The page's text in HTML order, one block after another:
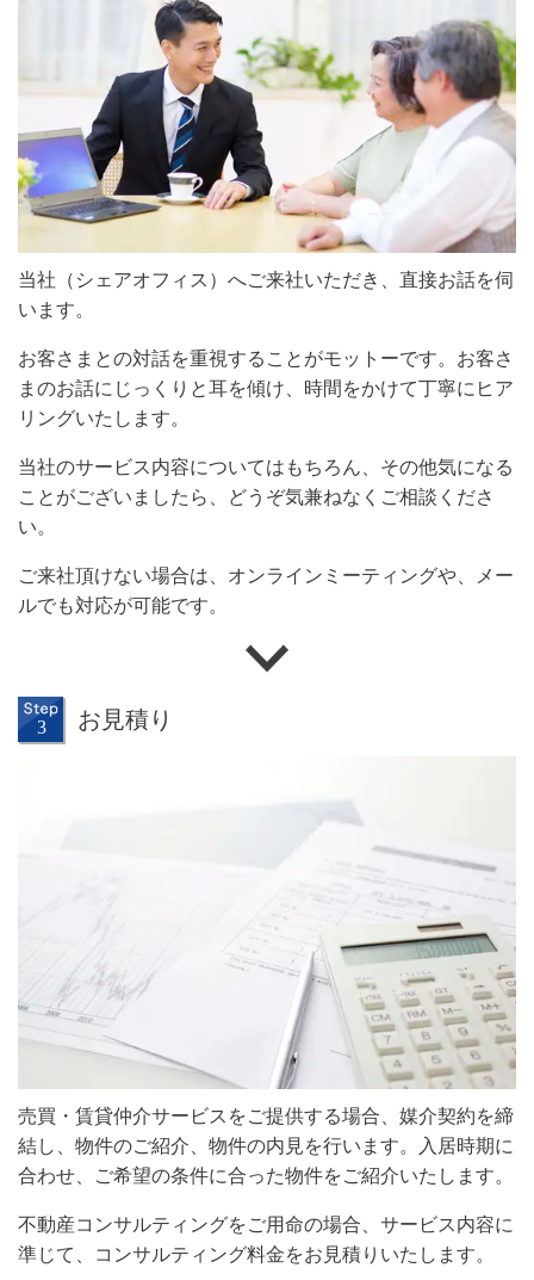
当社（シェアオフィス）へご来社いただき、直接お話を伺
います。
お客さまとの対話を重視することがモットーです。お客さ
まのお話にじっくりと耳を傾け、時間をかけて丁寧にヒア
リングいたします。
当社のサービス内容についてはもちろん、その他気になる
ことがございましたら、どうぞ気兼ねなくご相談くださ
い。
ご来社頂けない場合は、オンラインミーティングや、メー
ルでも対応が可能です。
お見積り
売買・賃貸仲介サービスをご提供する場合、媒介契約を締
結し、物件のご紹介、物件の内見を行います。入居時期に
合わせ、ご希望の条件に合った物件をご紹介いたします。
不動産コンサルティングをご用命の場合、サービス内容に
準じて、コンサルティング料金をお見積りいたします。